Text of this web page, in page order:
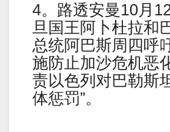
4。路透安曼10月
旦国王阿卜杜拉和
总统阿巴斯周四呼
施防止加沙危机恶
责以色列对巴勒斯
体惩罚”。